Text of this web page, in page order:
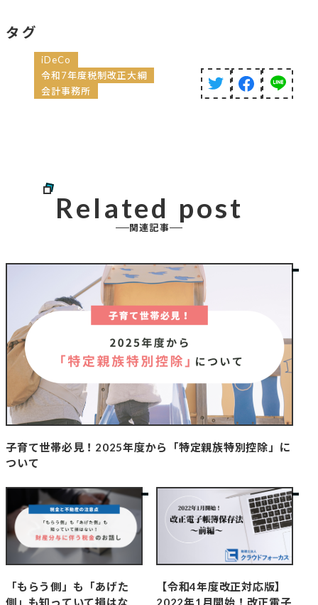
タグ
iDeCo
令和7年度税制改正大綱
会計事務所
Related post
関連記事
子育て世帯必見！2025年度から「特定親族特別控除」に
ついて
「もらう側」も「あげた
側」も知っていて損はな
【令和4年度改正対応版】
2022年1月開始！改正電子